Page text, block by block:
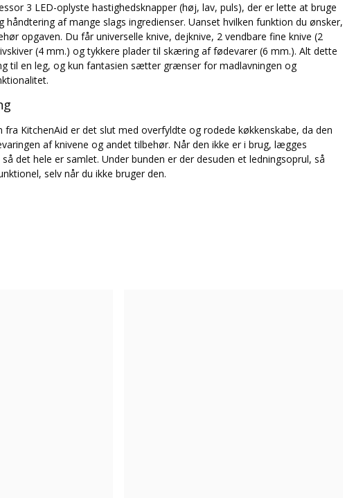
3 LED-oplyste hastighedsknapper (høj, lav, puls), der er lette at bruge
af mange slags ingredienser. Uanset hvilken funktion du ønsker,
opgaven. Du får universelle knive, dejknive, 2 vendbare fine knive (2
(4 mm.) og tykkere plader til skæring af fødevarer (6 mm.). Alt dette
til en leg, og kun fantasien sætter grænser for madlavningen og
KitchenAid er det slut med overfyldte og rodede køkkenskabe, da den
af knivene og andet tilbehør. Når den ikke er i brug, lægges
det hele er samlet. Under bunden er der desuden et ledningsoprul, så
selv når du ikke bruger den.